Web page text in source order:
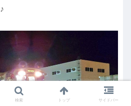
検索 トップ サイドバー